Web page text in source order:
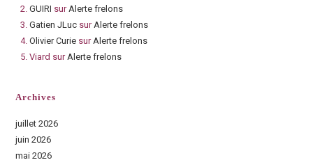
GUIRI surAlerte frelons
Gatien JLuc surAlerte frelons
Olivier Curie surAlerte frelons
Viard surAlerte frelons
Archives
juillet 2026
juin 2026
mai 2026